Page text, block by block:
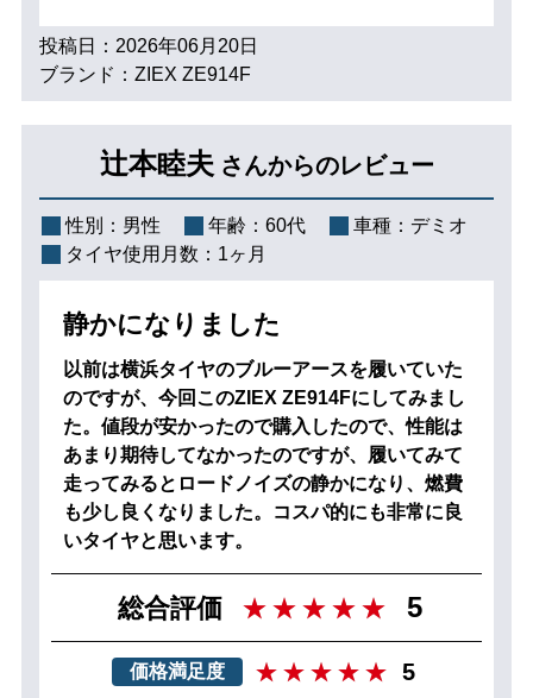
投稿日：2026年06月20日
ブランド：ZIEX ZE914F
辻本睦夫 さんからのレビュー
性別： 男性 年齢： 60代 車種： デミオ
タイヤ使用月数： 1ヶ月
静かになりました
以前は横浜タイヤのブルーアースを履いていた
のですが、今回このZIEX ZE914Fにしてみまし
た。値段が安かったので購入したので、性能は
あまり期待してなかったのですが、履いてみて
走ってみるとロードノイズの静かになり、燃費
も少し良くなりました。コスパ的にも非常に良
いタイヤと思います。
総合評価 5
価格満足度 5